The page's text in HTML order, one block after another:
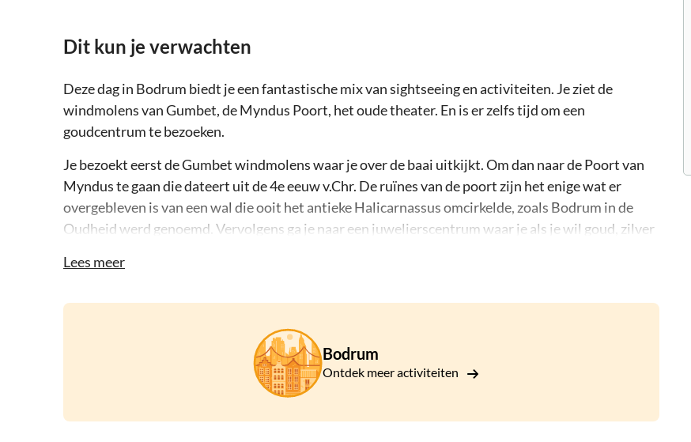
Dit kun je verwachten
Deze dag in Bodrum biedt je een fantastische mix van sightseeing en activiteiten. Je ziet de
windmolens van Gumbet, de Myndus Poort, het oude theater. En is er zelfs tijd om een
goudcentrum te bezoeken.
Je bezoekt eerst de Gumbet windmolens waar je over de baai uitkijkt. Om dan naar de Poort van
Myndus te gaan die dateert uit de 4e eeuw v.Chr. De ruïnes van de poort zijn het enige wat er
overgebleven is van een wal die ooit het antieke Halicarnassus omcirkelde, zoals Bodrum in de
Oudheid werd genoemd. Vervolgens ga je naar een juwelierscentrum waar je als je wil goud, zilver
vergeten om af te dingen voor de beste prijs, want dat hoort er nu eenmaal bij. En als je iets niet wil
Dan is het de beurt aan het theater van Bodrum, een verbazingwekkend goed bewaard gebleven
voorbeeld van hoe de oude Grieken hun openbare arena's bouwden. De rest van de stadstour in
Bodrum is gewijd aan winkeltherapie, waarbij je op koopjesjacht gaat in lokale leershops en Turks
fruit winkels. Gevolgd door wat vrije tijd krijgt om op eigen houtje de stad te verkennen en rond te
Lees meer
Bodrum
Ontdek meer activiteiten